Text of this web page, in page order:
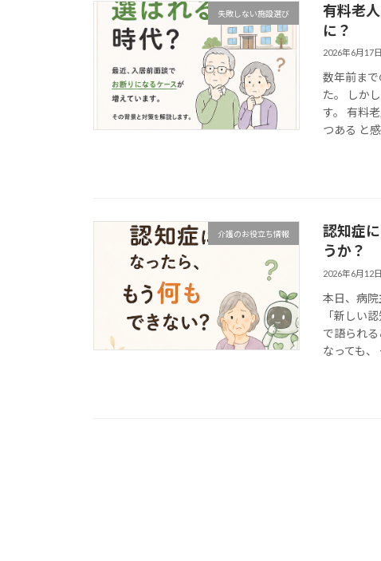
失敗しない施設選び
有料老
に？
2026年6月17日
数年前ま
た。 しか
す。 有料
つある と
介護のお役立ち情報
認知症
うか？
2026年6月12日
本日、病
「新しい
で語られ
なっても、